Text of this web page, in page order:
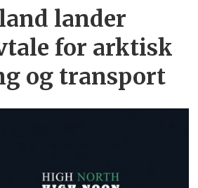
lander
for arktisk
og transport